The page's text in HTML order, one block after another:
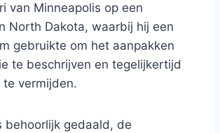
van Minneapolis op een
North Dakota, waarbij hij een
gebruikte om het aanpakken
te beschrijven en tegelijkertijd
te vermijden.
behoorlijk gedaald, de